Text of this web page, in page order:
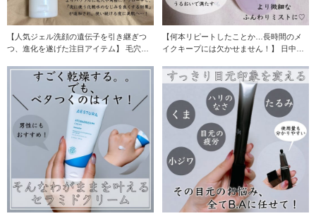
【人気ジェル洗顔の遺伝子を引き継ぎつ
つ、進化を遂げた注目アイテム】 毛穴の
【何本リピートしたことか…長時間のメ
イクキープには欠かせません！】 日中の